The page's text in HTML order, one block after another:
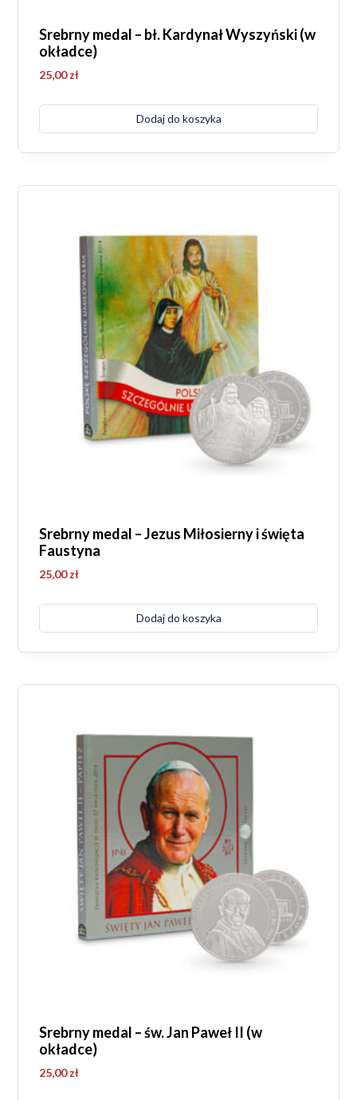
Srebrny medal – bł. Kardynał Wyszyński (w
okładce)
25,00zł
Dodaj do koszyka
Srebrny medal – Jezus Miłosierny i święta
Faustyna
25,00zł
Dodaj do koszyka
Srebrny medal – św. Jan Paweł II (w
okładce)
25,00zł